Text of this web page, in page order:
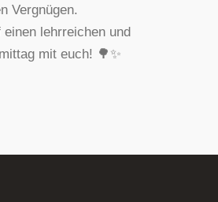
Vergnügen.
lehrreichen und
mit euch! 🌳✨